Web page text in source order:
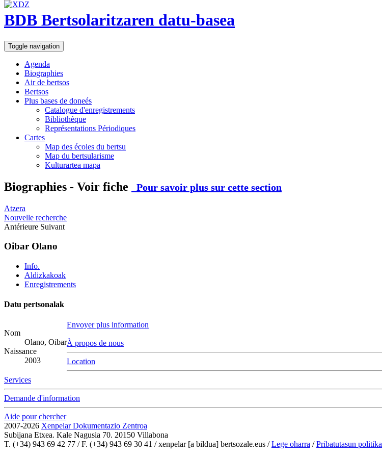
BDB Bertsolaritzaren datu-basea
Toggle navigation
Agenda
Biographies
Air de bertsos
Bertsos
Plus bases de doneés
Catalogue d'enregistrements
Bibliothèque
Représentations Périodiques
Cartes
Map des écoles du bertsu
Map du bertsularisme
Kulturartea mapa
Biographies - Voir fiche Pour savoir plus sur cette section
Atzera
Nouvelle recherche
Antérieure Suivant
Oibar Olano
Info.
Aldizkakoak
Enregistrements
Datu pertsonalak
Nom
Olano, Oibar
Naissance
2003
Envoyer plus information
À propos de nous
Location
Services
Demande d'information
Aide pour chercher
2007-2026 Xenpelar Dokumentazio Zentroa
Subijana Etxea. Kale Nagusia 70. 20150 Villabona
T. (+34) 943 69 42 77 / F. (+34) 943 69 30 41 / xenpelar [a bildua] bertsozale.eus /Lege oharra /Pribatutasun politika